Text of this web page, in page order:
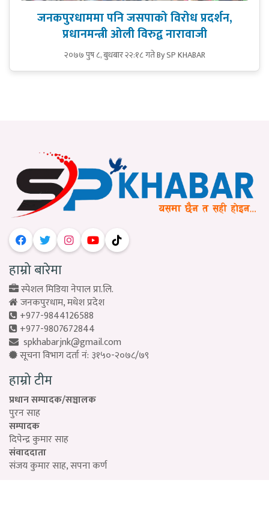
जनकपुरधाममा पनि जसपाको विरोध प्रदर्शन,
प्रधानमन्त्री ओली विरुद्व नारावाजी
२०७७ पुष ८, बुधबार २२:१८ गतेBy SP KHABAR
हाम्रो बारेमा
स्पेशल मिडिया नेपाल प्रा.लि.
जनकपुरधाम, मधेश प्रदेश
+977-9844126588
+977-9807672844
spkhabarjnk@gmail.com
सूचना विभाग दर्ता नं: ३१५०-२०७८/७९
हाम्रो टीम
प्रधान सम्पादक/सञ्चालक
पुरन साह
सम्पादक
दिपेन्द्र कुमार साह
संवाददाता
संजय कुमार साह, सपना कर्ण